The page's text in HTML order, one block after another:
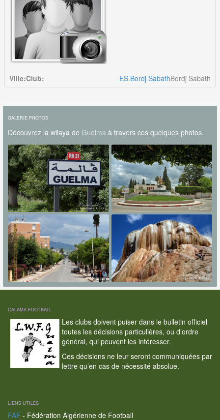
Ville: Bordj Sabath
Club: ES.Bordj Sabath
GALERIE PHOTOS
Découvrez la wilaya de Guelmaà travers ces quelques photos.
CALAMA FOOTBALL
Les clubs doivent puiser dans le bulletin officiel
toutes les décisions particulières, ou d’ordre
général, qui peuvent les intéresser.
Ces décisions ne leur seront communiquées par
lettre qu’en cas de nécessité absolue.
LIENS UTILES
FAF - Fédération Algérienne de Football